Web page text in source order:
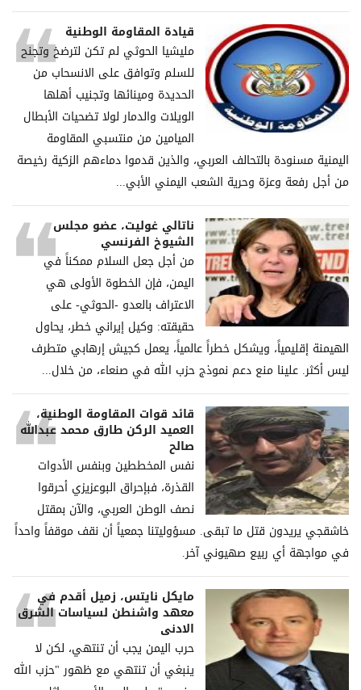
قيادة المقاومة الوطنية
مليشيا الحوثي لم تكن لترضخ وتجنح
للسلم وتوافق على الانسحاب من
الحديدة ومينائها وتجنيب أهلها
الويلات والدمار لولا تضحيات الأبطال
الميامين من منتسبي المقاومة
اليمنية مسنودة بالتحالف العربي، والذين قدموا دماءهم الزكية رخيصة
من أجل رفعة وعزة وحرية الشعب اليمني الأبي...
ناتالي غوليت، عضو مجلس
الشيوخ الفرنسي
من أجل جعل السلام ممكناً في
اليمن، فإن الخطوة الأولى هي
الاعتراف بالعدو -الحوثي- على
حقيقته: وكيل إيراني خطر، يحاول
الهيمنة إقليمياً، ويشكل خطراً عالمياً، يعمل كجيش إرهابي متطرف
ليس أكثر. علينا منع دعم نموذج حزب الله في صنعاء، من خلال...
قائد قوات المقاومة الوطنية،
العميد الركن طارق محمد عبدالله
صالح
نفس المخططين وبنفس الأدوات
القذرة، فبإحراق البوعزيزي أحرقوا
نصف الوطن العربي، والآن بمقتل
خاشقجي يريدون قتل ما تبقى. مسؤوليتنا جمعياً أن نقف موقفاً واحداً
في مواجهة أي ربيع صهيوني آخر.
مايكل نايتس، زميل أقدم في
معهد واشنطن لسياسات الشرق
الادنى
حرب اليمن يجب أن تنتهي، لكن لا
ينبغي أن تنتهي مع ظهور "حزب الله